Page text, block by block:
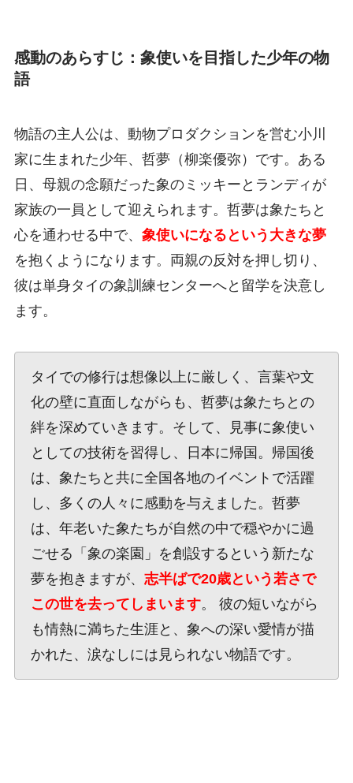
感動のあらすじ：象使いを目指した少年の物
語
物語の主人公は、動物プロダクションを営む小川
家に生まれた少年、哲夢（柳楽優弥）です。ある
日、母親の念願だった象のミッキーとランディが
家族の一員として迎えられます。哲夢は象たちと
心を通わせる中で、 象使いになるという大きな夢
を抱くようになります。両親の反対を押し切り、
彼は単身タイの象訓練センターへと留学を決意し
ます。
タイでの修行は想像以上に厳しく、言葉や文
化の壁に直面しながらも、哲夢は象たちとの
絆を深めていきます。そして、見事に象使い
としての技術を習得し、日本に帰国。帰国後
は、象たちと共に全国各地のイベントで活躍
し、多くの人々に感動を与えました。哲夢
は、年老いた象たちが自然の中で穏やかに過
ごせる「象の楽園」を創設するという新たな
夢を抱きますが、 志半ばで20歳という若さで
この世を去ってしまいます。 彼の短いながら
も情熱に満ちた生涯と、象への深い愛情が描
かれた、涙なしには見られない物語です。